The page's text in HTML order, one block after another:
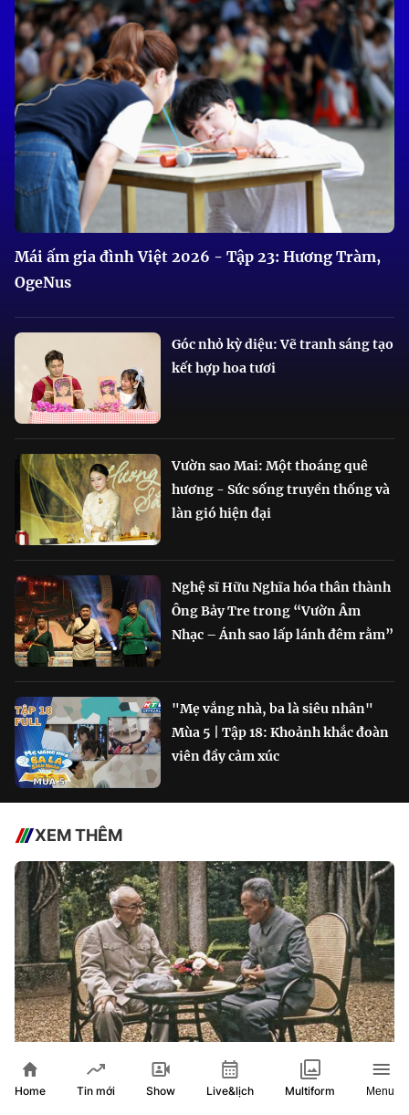
Mái ấm gia đình Việt 2026 - Tập 23: Hương Tràm,
OgeNus
Góc nhỏ kỳ diệu: Vẽ tranh sáng tạo
kết hợp hoa tươi
Vườn sao Mai: Một thoáng quê
hương - Sức sống truyền thống và
làn gió hiện đại
Nghệ sĩ Hữu Nghĩa hóa thân thành
Ông Bảy Tre trong “Vườn Âm
Nhạc – Ánh sao lấp lánh đêm rằm”
"Mẹ vắng nhà, ba là siêu nhân"
Mùa 5 | Tập 18: Khoảnh khắc đoàn
viên đầy cảm xúc
XEM THÊM
Home Tin mới Show Live&lịch Multiform Menu